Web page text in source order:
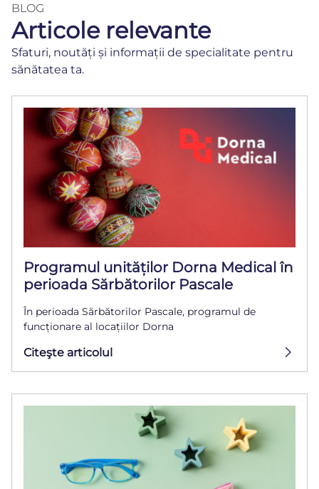
BLOG
Articole relevante
Sfaturi, noutăți și informații de specialitate pentru
sănătatea ta.
Programul unităților Dorna Medical în
perioada Sărbătorilor Pascale
În perioada Sărbătorilor Pascale, programul de
funcționare al locațiilor Dorna
Citeşte articolul